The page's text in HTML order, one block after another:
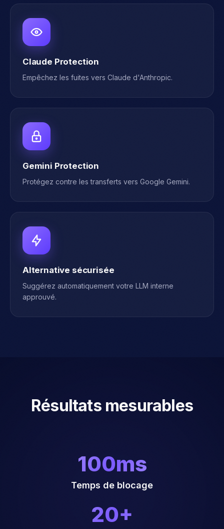
Claude Protection
Gemini Protection
Alternative sécurisée
Suggérez automatiquement votre LLM interne
100ms
Temps de blocage